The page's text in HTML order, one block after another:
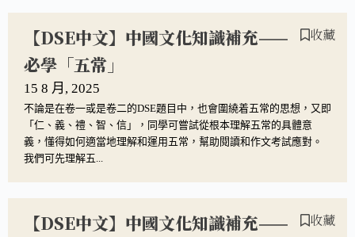
【DSE中文】中國文化知識補充——
必學「五常」
收藏
15 8 月, 2025
不論是在卷一或是卷二的DSE題目中，也會圍繞着五常的思想，又即
「仁、義、禮、智、信」，同學可嘗試從根本理解五常的具體意
義，懂得如何適當地理解和運用五常，幫助閱讀和作文考試應對。
我們可先理解五...
【DSE中文】中國文化知識補充——
收藏